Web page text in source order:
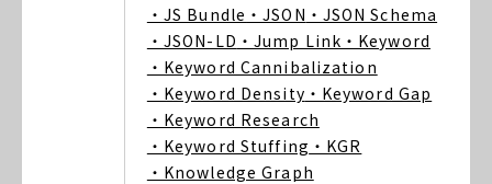
・JS Bundle ・JSON ・JSON Schema
・JSON-LD ・Jump Link ・Keyword
・Keyword Cannibalization
・Keyword Density ・Keyword Gap
・Keyword Research
・Keyword Stuffing ・KGR
・Knowledge Graph